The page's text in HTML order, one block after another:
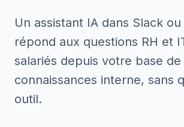
Un assistant IA dans Slack ou
répond aux questions RH et
salariés depuis votre base de
connaissances interne, sans
outil.